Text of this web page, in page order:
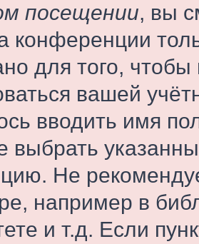
посещении, вы
конференции
для того, чтобы
вашей
вводить имя
выбрать
Не
например в
и т.д. Если